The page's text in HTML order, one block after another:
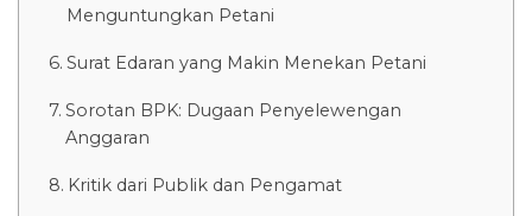
Menguntungkan Petani
Surat Edaran yang Makin Menekan Petani
Sorotan BPK: Dugaan Penyelewengan
Anggaran
Kritik dari Publik dan Pengamat